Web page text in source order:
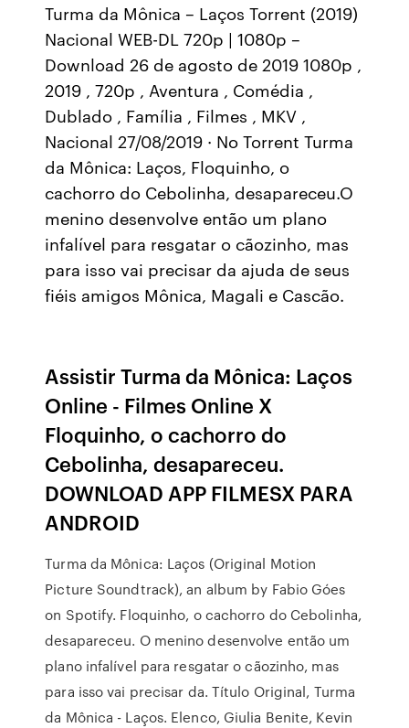
Turma da Mônica – Laços Torrent (2019)
Nacional WEB-DL 720p | 1080p –
Download 26 de agosto de 2019 1080p ,
2019 , 720p , Aventura , Comédia ,
Dublado , Família , Filmes , MKV ,
Nacional 27/08/2019 · No Torrent Turma
da Mônica: Laços, Floquinho, o
cachorro do Cebolinha, desapareceu.O
menino desenvolve então um plano
infalível para resgatar o cãozinho, mas
para isso vai precisar da ajuda de seus
fiéis amigos Mônica, Magali e Cascão.
Assistir Turma da Mônica: Laços
Online - Filmes Online X
Floquinho, o cachorro do
Cebolinha, desapareceu.
DOWNLOAD APP FILMESX PARA
ANDROID
Turma da Mônica: Laços (Original Motion
Picture Soundtrack), an album by Fabio Góes
on Spotify. Floquinho, o cachorro do Cebolinha,
desapareceu. O menino desenvolve então um
plano infalível para resgatar o cãozinho, mas
para isso vai precisar da. Título Original, Turma
da Mônica - Laços. Elenco, Giulia Benite, Kevin